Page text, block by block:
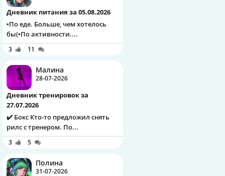
Дневник питания за 05.08.2026
▪️По еде. Больше, чем хотелось
бы(▪️По активности....
3 11
Малина
28-07-2026
Дневник тренировок за
27.07.2026
✔️ Бокс Кто-то предложил снять
рилс с тренером. По...
3 5
Полина
31-07-2026